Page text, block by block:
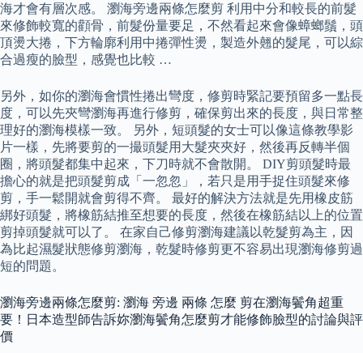
海才會有層次感。 瀏海旁邊兩條怎麼剪 利用中分和較長的前髮
來修飾較寬的顴骨，前髮份量要足，不然看起來會像蟑螂鬚，頭
頂燙大捲，下方輪廓利用中捲彈性燙，製造外翹的髮尾，可以綜
合過瘦的臉型，感覺也比較 …
另外，如你的瀏海會慣性捲出彎度，修剪時緊記要預留多一點長
度，可以先夾彎瀏海再進行修剪，確保剪出來的長度，與日常整
理好的瀏海模樣一致。 另外，短頭髮的女士可以像這條教學影
片一樣，先將要剪的一撮頭髮用大髮夾夾好，然後再反轉半個
圈，將頭髮都集中起來，下刀時就不會散開。 DIY剪頭髮時最
擔心的就是把頭髮剪成「一忽忽」，若只是用手捉住頭髮來修
剪，手一鬆開就會剪得不齊。 最好的解決方法就是先用橡皮筋
綁好頭髮，將橡筋結推至想要的長度，然後在橡筋結以上的位置
剪掉頭髮就可以了。 在家自己修剪瀏海建議以乾髮剪為主，因
為比起濕髮狀態修剪瀏海，乾髮時修剪更不容易出現瀏海修剪過
短的問題。
瀏海旁邊兩條怎麼剪: 瀏海 旁邊 兩條 怎麼 剪在瀏海鬢角超重
要！日本造型師告訴妳瀏海鬢角怎麼剪才能修飾臉型的討論與評
價